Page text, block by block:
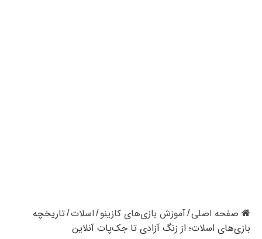
صفحه اصلی/آموزش بازی‌های کازینو / اسلات/تاریخچه
بازی‌های اسلات؛ از زنگ آزادی تا جک‌پات‌ آنلاین